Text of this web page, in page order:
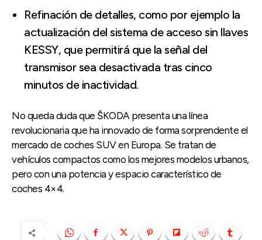
Refinación de detalles, como por ejemplo la
actualización del sistema de acceso sin llaves
KESSY, que permitirá que la señal del
transmisor sea desactivada tras cinco
minutos de inactividad.
No queda duda que ŠKODA presenta una línea
revolucionaria que ha innovado de forma sorprendente el
mercado de coches SUV en Europa. Se tratan de
vehículos compactos como los mejores modelos urbanos,
pero con una potencia y espacio característico de
coches 4×4.